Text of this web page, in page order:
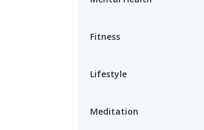
Fitness
Lifestyle
Meditation